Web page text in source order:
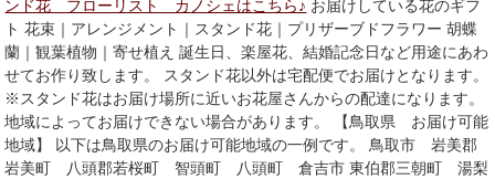
ンド花 フローリスト カノシェはこちら♪ お届けしている花のギフ
ト 花束｜アレンジメント｜スタンド花｜プリザーブドフラワー 胡蝶
蘭｜観葉植物｜寄せ植え 誕生日、楽屋花、結婚記念日など用途にあわ
せてお作り致します。 スタンド花以外は宅配便でお届けとなります。
※スタンド花はお届け場所に近いお花屋さんからの配達になります。
地域によってお届けできない場合があります。 【鳥取県 お届け可能
地域】 以下は鳥取県のお届け可能地域の一例です。 鳥取市 岩美郡
岩美町 八頭郡若桜町 智頭町 八頭町 倉吉市 東伯郡三朝町 湯梨